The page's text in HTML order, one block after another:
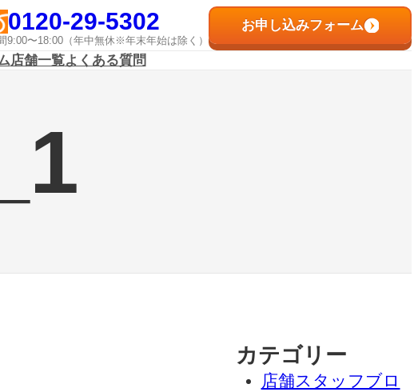
0120-29-5302
9:00〜18:00（年中無休※年末年始は除く）
お申し込みフォーム
店舗一覧よくある質問
カテゴリー
店舗スタッフブロ